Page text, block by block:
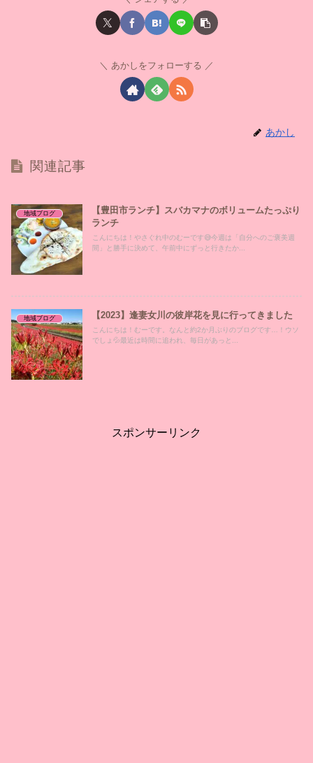
あかしをフォローする
あかし
関連記事
地域ブログ
【豊田市ランチ】スバカマナのボリュームたっぷり
ランチ
こんにちは！やさぐれ中のむーです😅今週は「自分へのご褒美週
間」と勝手に決めて、午前中にずっと行きたか...
地域ブログ 【2023】逢妻女川の彼岸花を見に行ってきました
こんにちは！むーです。なんと約2か月ぶりのブログです…！ウソ
でしょ💦最近は時間に追われ、毎日があっと...
スポンサーリンク